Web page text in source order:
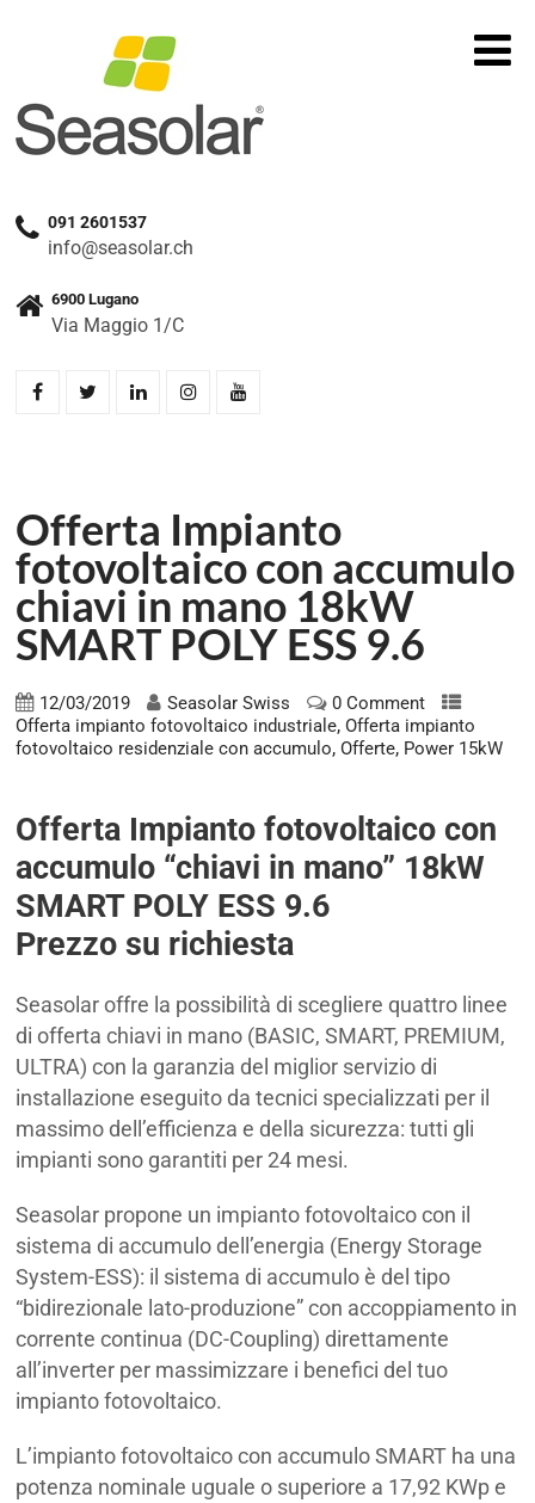
091 2601537
info@seasolar.ch
6900 Lugano
Via Maggio 1/C
Offerta Impianto
fotovoltaico con accumulo
chiavi in mano 18kW
SMART POLY ESS 9.6
12/03/2019 Seasolar Swiss
0 Comment
Offerta impianto fotovoltaico industriale,Offerta impianto
fotovoltaico residenziale con accumulo,Offerte, Power 15kW
Offerta Impianto fotovoltaico con
accumulo “chiavi in mano” 18kW
SMART POLY ESS 9.6
Prezzo su richiesta
Seasolar offre la possibilità di scegliere quattro linee
di offerta chiavi in mano (BASIC, SMART, PREMIUM,
ULTRA) con la garanzia del miglior servizio di
installazione eseguito da tecnici specializzati per il
massimo dell’efficienza e della sicurezza: tutti gli
impianti sono garantiti per 24 mesi.
Seasolar propone un impianto fotovoltaico con il
sistema di accumulo dell’energia (Energy Storage
System-ESS): il sistema di accumulo è del tipo
“bidirezionale lato-produzione” con accoppiamento in
corrente continua (DC-Coupling) direttamente
all’inverter per massimizzare i benefici del tuo
impianto fotovoltaico.
L’impianto fotovoltaico con accumulo SMART ha una
potenza nominale uguale o superiore a 17,92 KWp e